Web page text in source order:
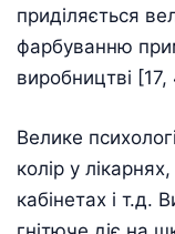
приділяється
фарбуванню
виробництві [17,
Велике
колір у
кабінетах і т.д.